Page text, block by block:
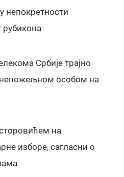
непокретности
рубикона
Србије трајно
особом на
на
изборе, сагласни о